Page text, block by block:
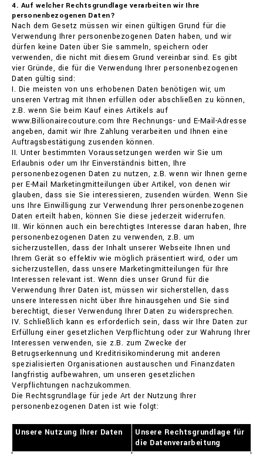
4. Auf welcher Rechtsgrundlage verarbeiten wir Ihre
personenbezogenen Daten?
Nach dem Gesetz müssen wir einen gültigen Grund für die
Verwendung Ihrer personenbezogenen Daten haben, und wir
dürfen keine Daten über Sie sammeln, speichern oder
verwenden, die nicht mit diesem Grund vereinbar sind. Es gibt
vier Gründe, die für die Verwendung Ihrer personenbezogenen
Daten gültig sind:
I. Die meisten von uns erhobenen Daten benötigen wir, um
unseren Vertrag mit Ihnen erfüllen oder abschließen zu können,
z.B. wenn Sie beim Kauf eines Artikels auf
www.Billionairecouture.com Ihre Rechnungs- und E-Mail-Adresse
angeben, damit wir Ihre Zahlung verarbeiten und Ihnen eine
Auftragsbestätigung zusenden können.
II. Unter bestimmten Voraussetzungen werden wir Sie um
Erlaubnis oder um Ihr Einverständnis bitten, Ihre
personenbezogenen Daten zu nutzen, z.B. wenn wir Ihnen gerne
per E-Mail Marketingmitteilungen über Artikel, von denen wir
glauben, dass sie Sie interessieren, zusenden würden. Wenn Sie
uns Ihre Einwilligung zur Verwendung Ihrer personenbezogenen
Daten erteilt haben, können Sie diese jederzeit widerrufen.
III. Wir können auch ein berechtigtes Interesse daran haben, Ihre
personenbezogenen Daten zu verwenden, z.B. um
sicherzustellen, dass der Inhalt unserer Webseite Ihnen und
Ihrem Gerät so effektiv wie möglich präsentiert wird, oder um
sicherzustellen, dass unsere Marketingmitteilungen für Ihre
Interessen relevant ist. Wenn dies unser Grund für die
Verwendung Ihrer Daten ist, müssen wir sicherstellen, dass
unsere Interessen nicht über Ihre hinausgehen und Sie sind
berechtigt, dieser Verwendung Ihrer Daten zu widersprechen.
IV. Schließlich kann es erforderlich sein, dass wir Ihre Daten zur
Erfüllung einer gesetzlichen Verpflichtung oder zur Wahrung Ihrer
Interessen verwenden, sie z.B. zum Zwecke der
Betrugserkennung und Kreditrisikominderung mit anderen
spezialisierten Organisationen austauschen und Finanzdaten
langfristig aufbewahren, um unseren gesetzlichen
Verpflichtungen nachzukommen.
Die Rechtsgrundlage für jede Art der Nutzung Ihrer
personenbezogenen Daten ist wie folgt:
Unsere Nutzung Ihrer Daten
Unsere Rechtsgrundlage für
die Datenverarbeitung